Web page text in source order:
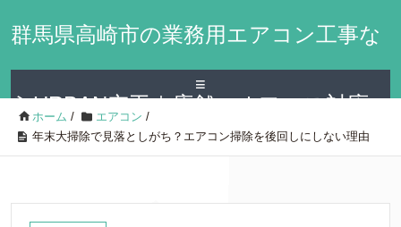
群馬県高崎市の業務用エアコン工事な
らURBAN空工｜店舗・オフィス対応
≡
ホーム / エアコン /
年末大掃除で見落としがち？エアコン掃除を後回しにしない理由